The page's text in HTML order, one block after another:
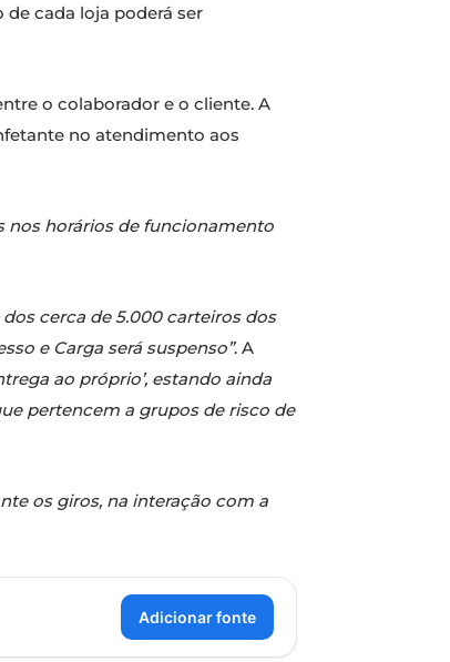
cada loja poderá ser
o colaborador e o cliente. A
no atendimento aos
nos horários de funcionamento
cerca de 5.000 carteiros dos
e Carga será suspenso”. A
ao próprio’, estando ainda
pertencem a grupos de risco de
os giros, na interação com a
Adicionar fonte